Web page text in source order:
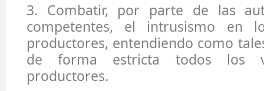
3. Combatir, por parte de las
competentes, el intrusismo en
productores, entendiendo como
de forma estricta todos los
productores.